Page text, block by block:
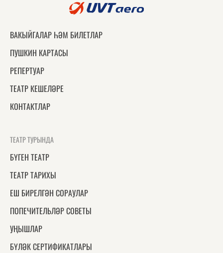
ВАКЫЙГАЛАР ҺӘМ БИЛЕТЛАР
ПУШКИН КАРТАСЫ
РЕПЕРТУАР
ТЕАТР КЕШЕЛӘРЕ
КОНТАКТЛАР
ТЕАТР ТУРЫНДА
БҮГЕН ТЕАТР
ТЕАТР ТАРИХЫ
ЕШ БИРЕЛГӘН СОРАУЛАР
ПОПЕЧИТЕЛЬЛӘР СОВЕТЫ
УҢЫШЛАР
БҮЛӘК СЕРТИФИКАТЛАРЫ